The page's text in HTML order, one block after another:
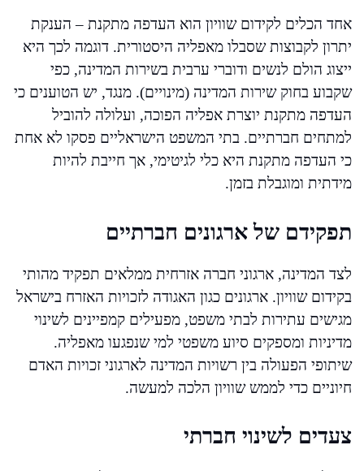
אחד הכלים לקידום שוויון הוא העדפה מתקנת – הענקת
יתרון לקבוצות שסבלו מאפליה היסטורית. דוגמה לכך היא
ייצוג הולם לנשים ודוברי ערבית בשירות המדינה, כפי
שקבוע בחוק שירות המדינה (מינויים). מנגד, יש הטוענים כי
העדפה מתקנת יוצרת אפליה הפוכה, ועלולה להוביל
למתחים חברתיים. בתי המשפט הישראליים פסקו לא אחת
כי העדפה מתקנת היא כלי לגיטימי, אך חייבת להיות
מידתית ומוגבלת בזמן.
תפקידם של ארגונים חברתיים
לצד המדינה, ארגוני חברה אזרחית ממלאים תפקיד מהותי
בקידום שוויון. ארגונים כגון האגודה לזכויות האזרח בישראל
מגישים עתירות לבתי משפט, מפעילים קמפיינים לשינוי
מדיניות ומספקים סיוע משפטי למי שנפגעו מאפליה.
שיתופי הפעולה בין רשויות המדינה לארגוני זכויות האדם
חיוניים כדי לממש שוויון הלכה למעשה.
צעדים לשינוי חברתי